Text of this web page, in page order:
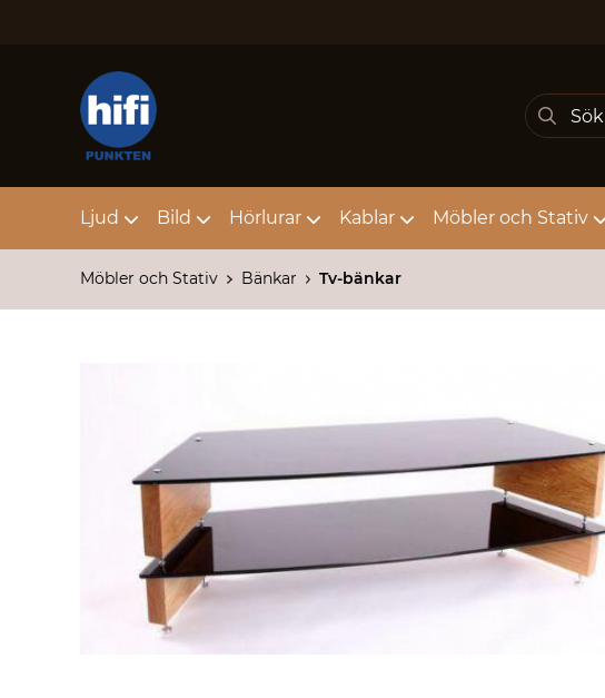
Ljud Bild Hörlurar Kablar Möbler och Stativ
Möbler och Stativ Bänkar Tv-bänkar